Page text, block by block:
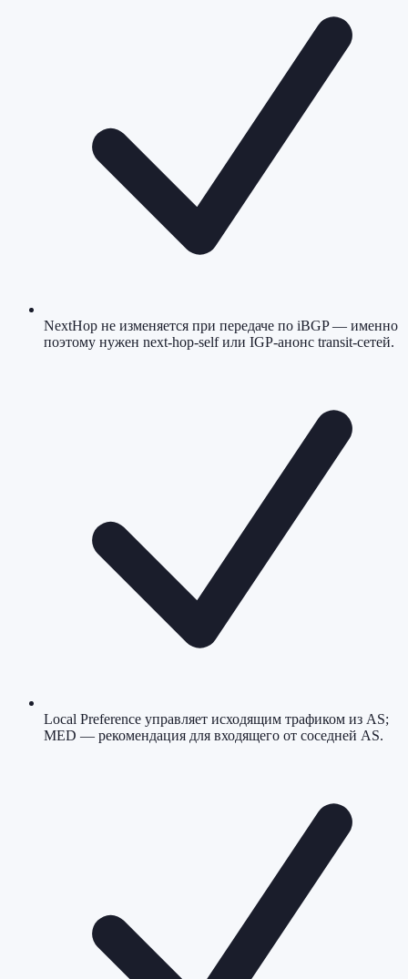
NextHop не изменяется при передаче по iBGP — именно
поэтому нужен next-hop-self или IGP-анонс transit-сетей.
Local Preference управляет исходящим трафиком из AS;
MED — рекомендация для входящего от соседней AS.